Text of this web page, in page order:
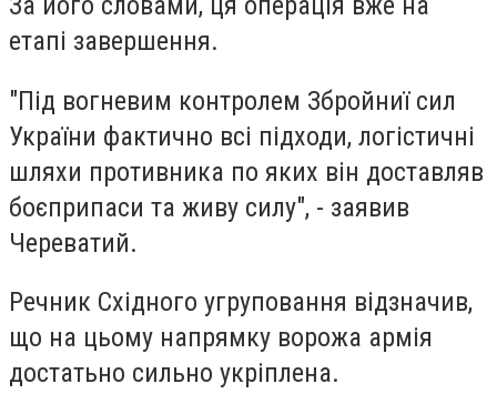
етапі завершення.
"Під вогневим контролем Збройниї сил
України фактично всі підходи, логістичні
шляхи противника по яких він доставляв
боєприпаси та живу силу", - заявив
Череватий.
Речник Східного угруповання відзначив,
що на цьому напрямку ворожа армія
достатьно сильно укріплена.